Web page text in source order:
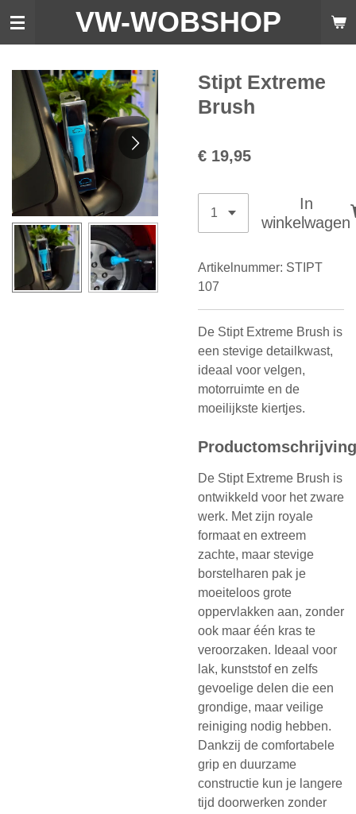
Ga
de
hoofdinhoud
VW-WOBSHOP
Stipt Extreme
Brush
€ 19,95
In
winkelwagen
Artikelnummer: STIPT
107
De Stipt Extreme Brush is
een stevige detailkwast,
ideaal voor velgen,
motorruimte en de
moeilijkste kiertjes.
Productomschrijving
De Stipt Extreme Brush is
ontwikkeld voor het zware
werk. Met zijn royale
formaat en extreem
zachte, maar stevige
borstelharen pak je
moeiteloos grote
oppervlakken aan, zonder
ook maar één kras te
veroorzaken. Ideaal voor
lak, kunststof en zelfs
gevoelige delen die een
grondige, maar veilige
reiniging nodig hebben.
Dankzij de comfortabele
grip en duurzame
constructie kun je langere
tijd doorwerken zonder